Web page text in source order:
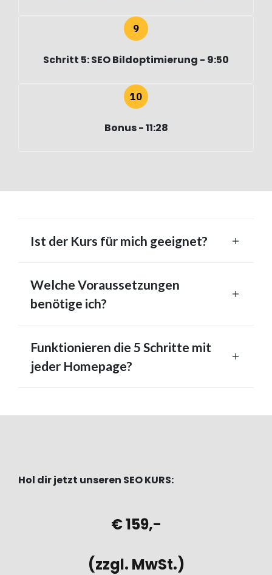
Schritt 5: SEO Bildoptimierung - 9:50
Bonus - 11:28
Ist der Kurs für mich geeignet?
Welche Voraussetzungen
benötige ich?
Funktionieren die 5 Schritte mit
jeder Homepage?
Hol dir jetzt unseren SEO KURS:
€ 159,-
(zzgl. MwSt.)